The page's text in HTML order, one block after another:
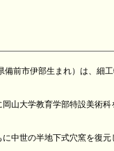
備前市伊部生まれ）は、細
山大学教育学部特設美術
中世の半地下式穴窯を復元